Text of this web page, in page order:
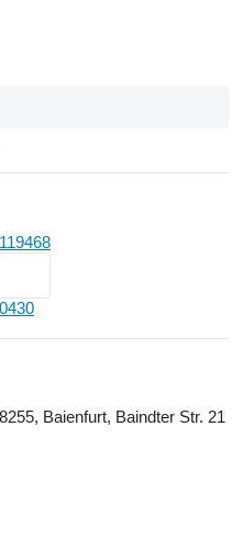
Baienfurt, Baindter Str. 21